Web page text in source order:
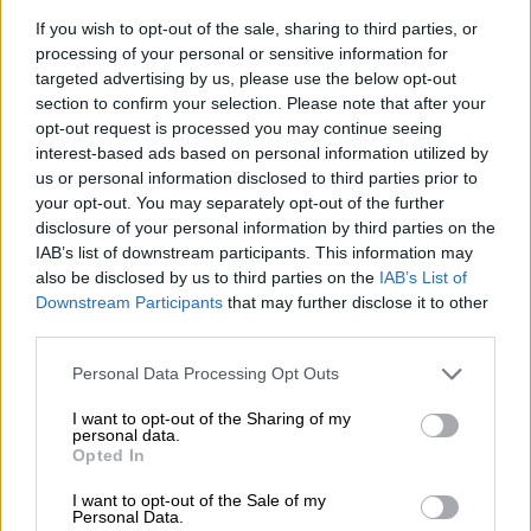
If you wish to opt-out of the sale, sharing to third parties, or
processing of your personal or sensitive information for
targeted advertising by us, please use the below opt-out
section to confirm your selection. Please note that after your
opt-out request is processed you may continue seeing
interest-based ads based on personal information utilized by
us or personal information disclosed to third parties prior to
your opt-out. You may separately opt-out of the further
disclosure of your personal information by third parties on the
IAB’s list of downstream participants. This information may
also be disclosed by us to third parties on the IAB’s List of
Downstream Participants that may further disclose it to other
Please note that this website/app uses one or more Google
not limited to your visit or usage behaviour. You may click to
grant or deny consent to Google and its third-party tags to
use your data for below specified purposes in below Google
consent section.
Personal Data Processing Opt Outs
I want to opt-out of the Sharing of my
personal data.
Opted In
I want to opt-out of the Sale of my
Personal Data.
Άκουγα σήμερα τον αρχηγό της
αντιπολίτευσης να λέει ότι δεν πιστεύει,
λέει, τις δημοσκοπήσεις, γιατί δεν απαντούν
λέει οι πολίτες στα τηλέφωνα. Του λέω:
εγώ δεν κοιτάω καμία δημοσκόπηση, η
καλύτερη δημοσκόπηση γίνεται όπου πάω.
Έγινε και σήμερα εδώ στην Παραμυθιά. Η
Νέα Δημοκρατία θα είναι η νικήτρια, η
μεγάλη νικήτρια στις εκλογές. Για να
μπορέσουμε να εφαρμόσουμε ένα πρόγραμμα
το οποίο είναι συγκεκριμένο και
σημαντική δουλειά που έχουμε κάνει αυτά τα
τέσσερα χρόνια.
Θυμάστε, ότι όταν σας μίλησα και πάλι τον